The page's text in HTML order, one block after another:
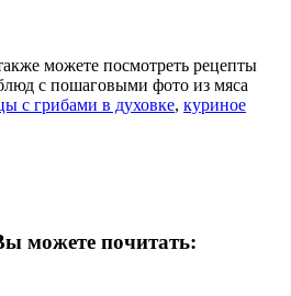
можете посмотреть рецепты
с пошаговыми фото из мяса
с грибами в духовке, куриное
можете почитать: